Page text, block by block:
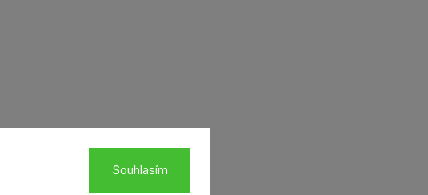
Souhlasím